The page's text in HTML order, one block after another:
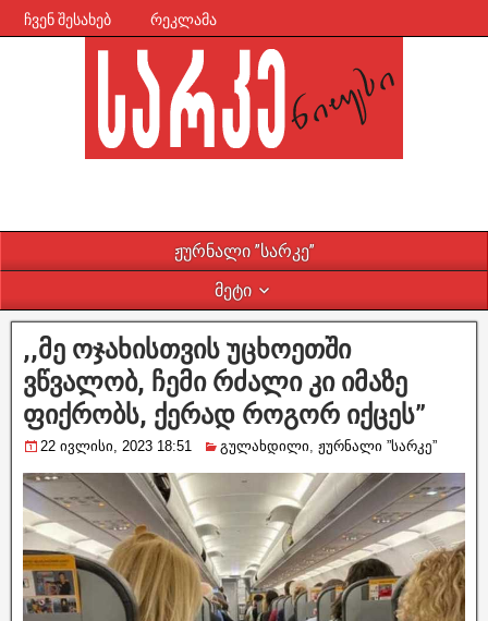
ჩვენ შესახებ რეკლამა
ჟურნალი ”სარკე”
მეტი
,,მე ოჯახისთვის უცხოეთში
ვწვალობ, ჩემი რძალი კი იმაზე
ფიქრობს, ქერად როგორ იქცეს”
22 ივლისი, 2023 18:51 გულახდილი, ჟურნალი ”სარკე”